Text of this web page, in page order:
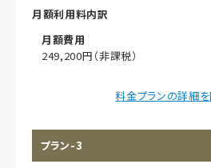
月額利用料内訳
月額費用
249,200円（非課税）
想定居住期間（償却年月数）
料金プランの詳細を
プラン-3